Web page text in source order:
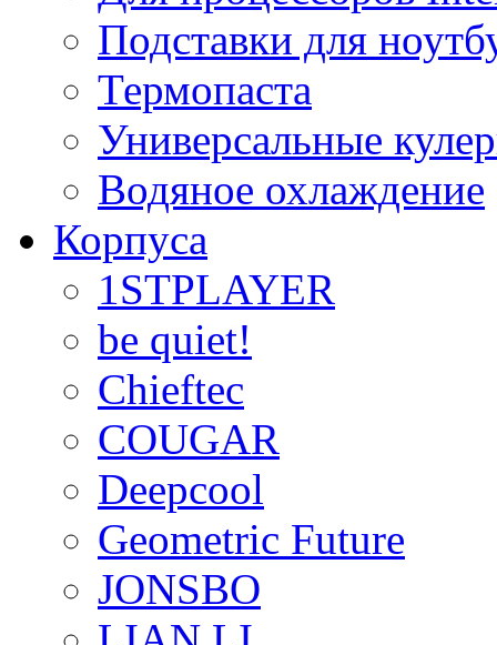
Подставки для
Термопаста
Универсальные
Водяное охлаждение
Корпуса
1STPLAYER
be quiet!
Chieftec
COUGAR
Deepcool
Geometric Future
JONSBO